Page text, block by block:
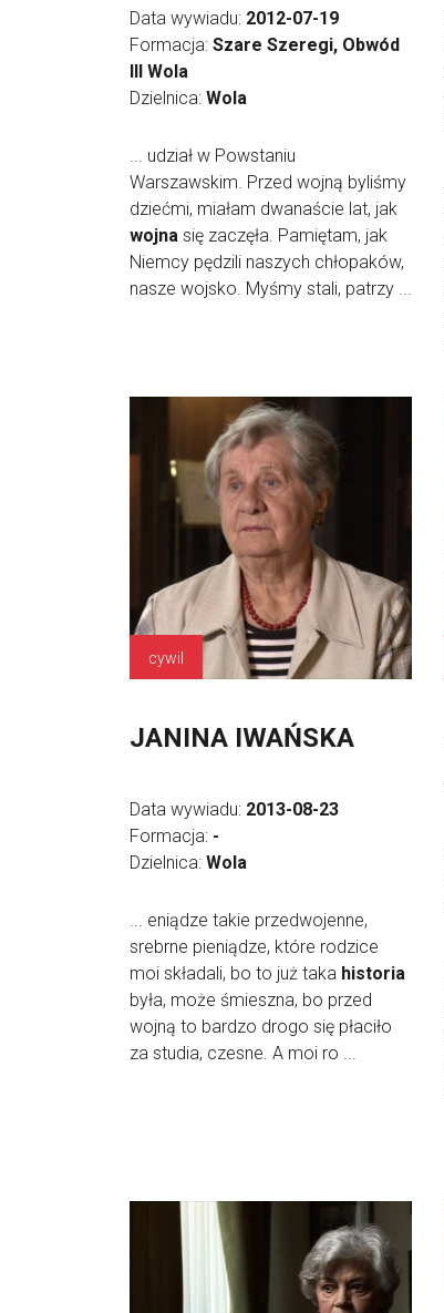
Data wywiadu: 2012-07-19
Formacja: Szare Szeregi, Obwód
III Wola
Dzielnica: Wola
... udział w Powstaniu
Warszawskim. Przed wojną byliśmy
dziećmi, miałam dwanaście lat, jak
wojna się zaczęła. Pamiętam, jak
Niemcy pędzili naszych chłopaków,
nasze wojsko. Myśmy stali, patrzy ...
cywil
JANINA IWAŃSKA
Data wywiadu: 2013-08-23
Formacja: -
Dzielnica: Wola
... eniądze takie przedwojenne,
srebrne pieniądze, które rodzice
moi składali, bo to już taka historia
była, może śmieszna, bo przed
wojną to bardzo drogo się płaciło
za studia, czesne. A moi ro ...